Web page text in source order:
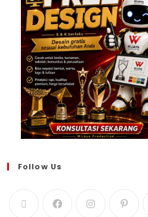
Follow Us